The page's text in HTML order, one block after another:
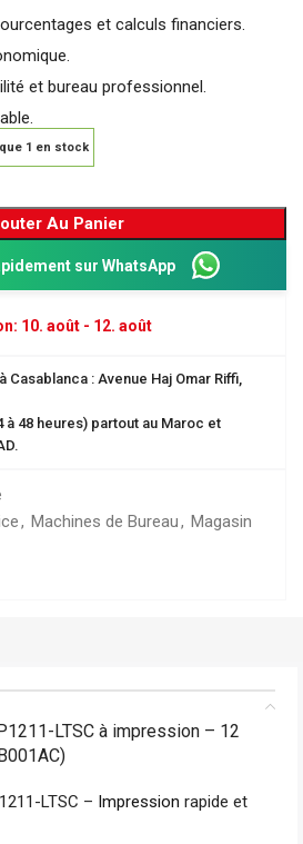
et calculs financiers.
et bureau professionnel.
1 en stock
Au Panier
sur WhatsApp
10. août - 12. août
Casablanca : Avenue Haj Omar Riffi,
à 48 heures) partout au Maroc et
, Machines de Bureau, Magasin
LTSC à impression – 12
LTSC – Impression rapide et